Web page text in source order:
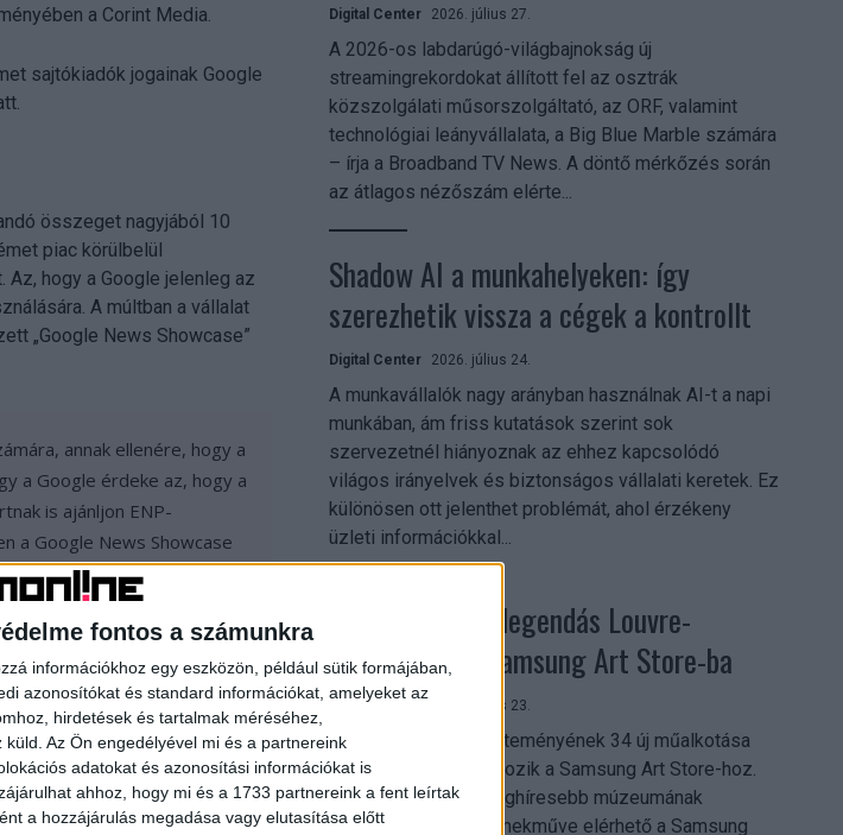
fontos a számunkra
információkhoz egy eszközön, például sütik formájában,
azonosítókat és standard információkat, amelyeket az
hirdetések és tartalmak méréséhez,
küld. Az Ön engedélyével mi és a partnereink
adatokat és azonosítási információkat is
ahhoz, hogy mi és a 1733 partnereink a fent leírtak
a hozzájárulás megadása vagy elutasítása előtt
a Corint Media.
sajtókiadók jogainak Google
összeget nagyjából 10
piac körülbelül
hogy a Google jelenleg az
A múltban a vállalat
„Google News Showcase”
annak ellenére, hogy a
a Google érdeke az, hogy a
is ajánljon ENP-
a Google News Showcase
megkötését, ugyanúgy
és így a Google
jogok értékét azzal,
elérése érdekében.
joga a sajtókiadói jogokból
Digital Center 2026. július 27.
A 2026-os labdarúgó-világbajnokság új
streamingrekordokat állított fel az osztrák
közszolgálati műsorszolgáltató, az ORF, valamint
technológiai leányvállalata, a Big Blue Marble számára
– írja a Broadband TV News. A döntő mérkőzés során
az átlagos nézőszám elérte...
Shadow AI a munkahelyeken: így
szerezhetik vissza a cégek a kontrollt
Digital Center 2026. július 24.
A munkavállalók nagy arányban használnak AI-t a napi
munkában, ám friss kutatások szerint sok
szervezetnél hiányoznak az ehhez kapcsolódó
világos irányelvek és biztonságos vállalati keretek. Ez
különösen ott jelenthet problémát, ahol érzékeny
üzleti információkkal...
Megérkezett a legendás Louvre-
gyűjtemény a Samsung Art Store-ba
Digital Center 2026. július 23.
A párizsi Louvre gyűjteményének 34 új műalkotása
most először csatlakozik a Samsung Art Store-hoz.
Ezzel a világ egyik leghíresebb múzeumának
összesen már 51 remekműve elérhető a Samsung